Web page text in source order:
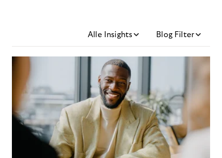
Alle Insights Blog Filter